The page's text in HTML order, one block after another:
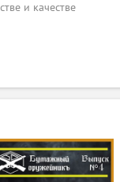
и качестве